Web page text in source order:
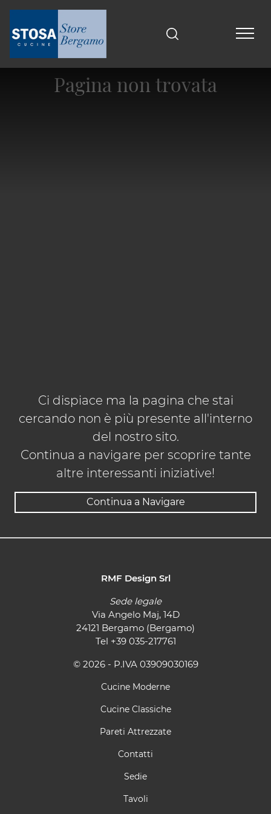
Pagina non trovata
Ci dispiace ma la pagina che stai
cercando non è più presente all'interno
del nostro sito.
Continua a navigare per scoprire tante
altre interessanti iniziative!
Continua a Navigare
RMF Design Srl
Sede legale
Via Angelo Maj, 14D
24121 Bergamo (Bergamo)
Tel +39 035-217761
© 2026 - P.IVA 03909030169
Cucine Moderne
Cucine Classiche
Pareti Attrezzate
Contatti
Sedie
Tavoli